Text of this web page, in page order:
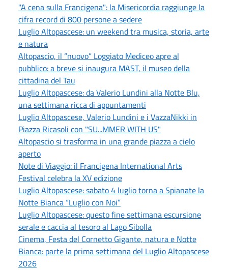
"A cena sulla Francigena": la Misericordia raggiunge la
cifra record di 800 persone a sedere
Luglio Altopascese: un weekend tra musica, storia, arte
e natura
Altopascio, il “nuovo” Loggiato Mediceo apre al
pubblico: a breve si inaugura MAST, il museo della
cittadina del Tau
Luglio Altopascese: da Valerio Lundini alla Notte Blu,
una settimana ricca di appuntamenti
Luglio Altopascese, Valerio Lundini e i VazzaNikki in
Piazza Ricasoli con "SU...MMER WITH US"
Altopascio si trasforma in una grande piazza a cielo
aperto
Note di Viaggio: il Francigena International Arts
Festival celebra la XV edizione
Luglio Altopascese: sabato 4 luglio torna a Spianate la
Notte Bianca “Luglio con Noi”
Luglio Altopascese: questo fine settimana escursione
serale e caccia al tesoro al Lago Sibolla
Cinema, Festa del Cornetto Gigante, natura e Notte
Bianca: parte la prima settimana del Luglio Altopascese
2026